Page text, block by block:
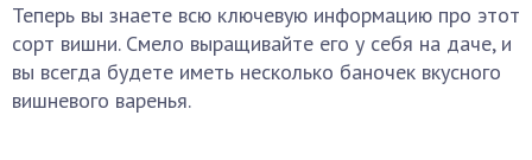
Теперь вы знаете всю ключевую информацию про этот
сорт вишни. Смело выращивайте его у себя на даче, и
вы всегда будете иметь несколько баночек вкусного
вишневого варенья.